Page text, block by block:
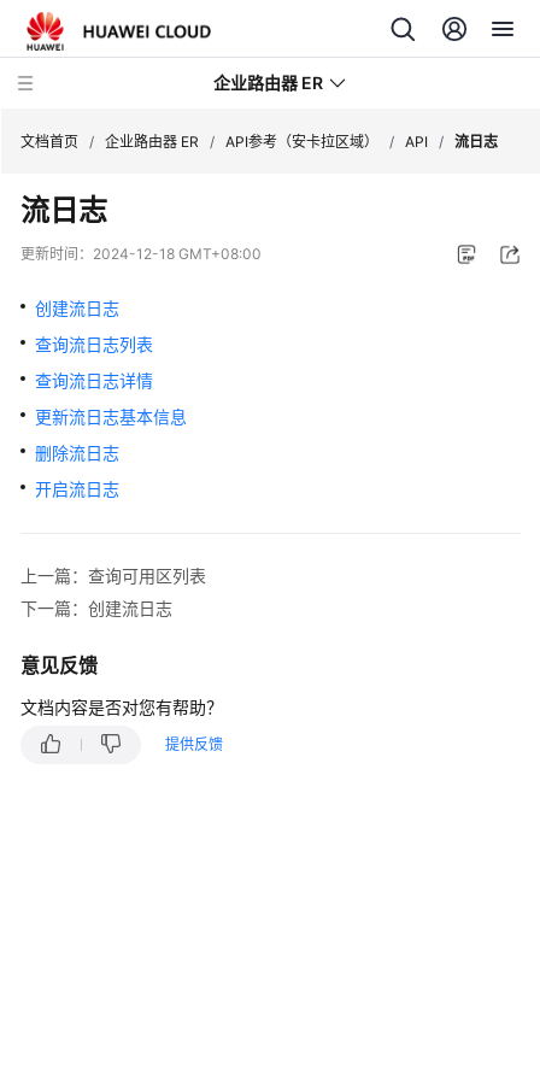
企业路由器 ER
最
新
态
产
品
介
绍
计
明
快
入
门
用
文档首页 / 企业路由器 ER / API参考（安卡拉区域） / API / 流日志
流日志
更新时间： 2024-12-18 GMT+08:00
创建流日志
查询流日志列表
查询流日志详情
更新流日志基本信息
删除流日志
开启流日志
上一篇：查询可用区列表
下一篇：创建流日志
意见反馈
文档内容是否对您有帮助？
提供反馈